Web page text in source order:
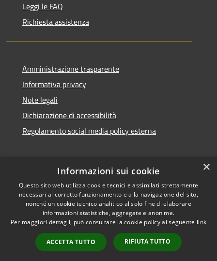
Leggi le FAQ
Richiesta assistenza
Amministrazione trasparente
Informativa privacy
Note legali
Dichiarazione di accessibilità
Regolamento social media policy esterna
RSS
Accessibilità
Cookie
Mappa del sito
WebMail
Copyright © 2026 • Comune di
Santa Teresa Gallura •
Powered byMunicipium
Accesso redazione
×
Informazioni sui cookie
Questo sito web utilizza cookie tecnici e assimilati strettamente
necessari al corretto funzionamento e alla navigazione del sito,
nonché un cookie tecnico analitico al solo fine di elaborare
informazioni statistiche, aggregate e anonime.
Per maggiori dettagli, può consultare la cookie policy al seguente link
ACCETTA TUTTO RIFIUTA TUTTO